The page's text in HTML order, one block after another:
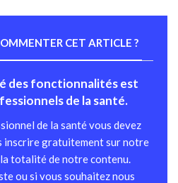
CET ARTICLE ?
des fonctionnalités est
de la santé.
de la santé vous devez
inscrire gratuitement sur notre
totalité de notre contenu.
ou si vous souhaitez nous